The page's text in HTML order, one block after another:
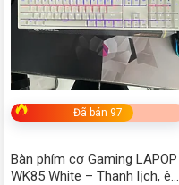
Đã bán 97
Bàn phím cơ Gaming LAPOP
WK85 White – Thanh lịch, êm